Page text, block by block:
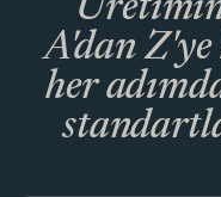
Üretimin
A'dan
her